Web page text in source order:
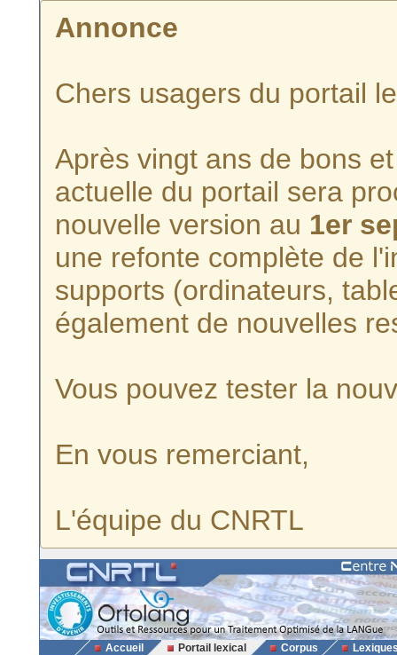
Annonce
Chers usagers du portail
Après vingt ans de bons
actuelle du portail sera
nouvelle version au 1er
une refonte complète de
supports (ordinateurs,
également de nouvelles
Vous pouvez tester la
En vous remerciant,
L'équipe du CNRTL
Accueil Portail lexical Corpus